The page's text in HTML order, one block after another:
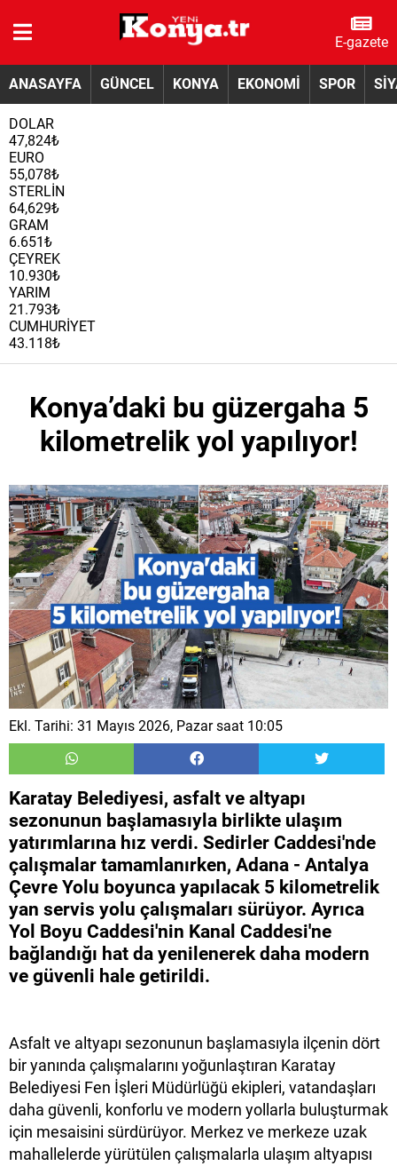
E-gazete
ANASAYFA GÜNCEL KONYA EKONOMİ SPOR
DOLAR
47,824₺
EURO
55,078₺
STERLİN
64,629₺
GRAM
6.651₺
ÇEYREK
10.930₺
YARIM
21.793₺
CUMHURİYET
43.118₺
Konya’daki bu güzergaha 5
kilometrelik yol yapılıyor!
Ekl. Tarihi: 31 Mayıs 2026, Pazar saat 10:05
Karatay Belediyesi, asfalt ve altyapı
sezonunun başlamasıyla birlikte ulaşım
yatırımlarına hız verdi. Sedirler Caddesi'nde
çalışmalar tamamlanırken, Adana - Antalya
Çevre Yolu boyunca yapılacak 5 kilometrelik
yan servis yolu çalışmaları sürüyor. Ayrıca
Yol Boyu Caddesi'nin Kanal Caddesi'ne
bağlandığı hat da yenilenerek daha modern
ve güvenli hale getirildi.
Asfalt ve altyapı sezonunun başlamasıyla ilçenin dört
bir yanında çalışmalarını yoğunlaştıran Karatay
Belediyesi Fen İşleri Müdürlüğü ekipleri, vatandaşları
daha güvenli, konforlu ve modern yollarla buluşturmak
için mesaisini sürdürüyor. Merkez ve merkeze uzak
mahallelerde yürütülen çalışmalarla ulaşım altyapısı